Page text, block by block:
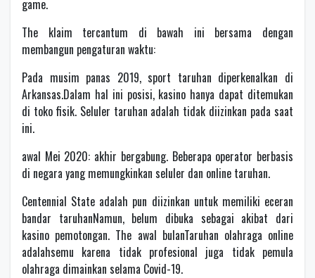
game.
The klaim tercantum di bawah ini bersama dengan
membangun pengaturan waktu:
Pada musim panas 2019, sport taruhan diperkenalkan di
Arkansas.Dalam hal ini posisi, kasino hanya dapat ditemukan
di toko fisik. Seluler taruhan adalah tidak diizinkan pada saat
ini.
awal Mei 2020: akhir bergabung. Beberapa operator berbasis
di negara yang memungkinkan seluler dan online taruhan.
Centennial State adalah pun diizinkan untuk memiliki eceran
bandar taruhanNamun, belum dibuka sebagai akibat dari
kasino pemotongan. The awal bulanTaruhan olahraga online
adalahsemu karena tidak profesional juga tidak pemula
olahraga dimainkan selama Covid-19.